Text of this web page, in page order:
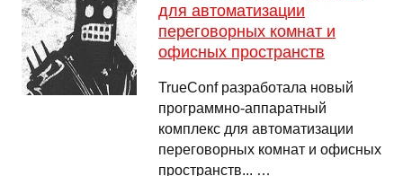
для автоматизации
переговорных комнат и
офисных пространств
TrueConf разработала новый
программно-аппаратный
комплекс для автоматизации
переговорных комнат и офисных
пространств... …